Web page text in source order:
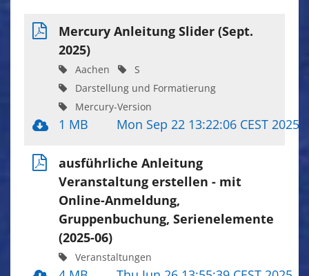
Mercury Anleitung Slider (Sept.
2025)
Aachen
S
Darstellung und Formatierung
Mercury-Version
1 MB Mon Sep 22 13:22:06 CEST 2025
ausführliche Anleitung
Veranstaltung erstellen - mit
Online-Anmeldung,
Gruppenbuchung, Serienelemente
(2025-06)
Veranstaltungen